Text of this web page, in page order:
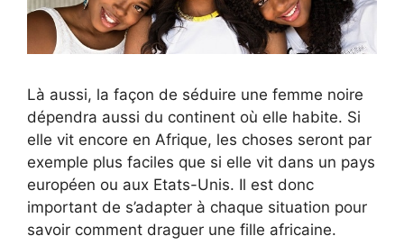
Là aussi, la façon de séduire une femme noire
dépendra aussi du continent où elle habite. Si
elle vit encore en Afrique, les choses seront par
exemple plus faciles que si elle vit dans un pays
européen ou aux Etats-Unis. Il est donc
important de s’adapter à chaque situation pour
savoir comment draguer une fille africaine.